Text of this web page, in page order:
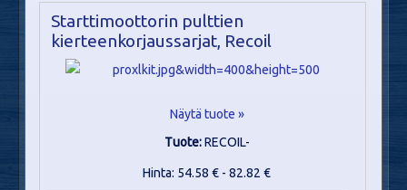
Starttimoottorin pulttien
kierteenkorjaussarjat, Recoil
Näytä tuote »
Tuote:RECOIL-
Hinta: 54.58 € - 82.82 €